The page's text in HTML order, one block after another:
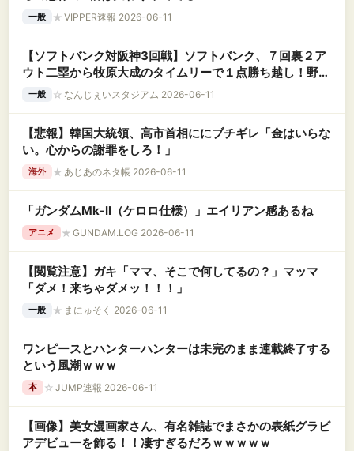
一般 ★ VIPPER速報 2026-06-11
【ソフトバンク対阪神3回戦】ソフトバンク、７回裏２ア
ウト二塁から牧原大成のタイムリーで１点勝ち越し！野村
勇の本塁セーフの判定を巡りリクエストも覆ら
一般 ☆ なんじぇいスタジアム 2026-06-11
【悲報】韓国大統領、高市首相ににブチギレ「金はいらな
い。心からの謝罪をしろ！」
海外 ★ あじあのネタ帳 2026-06-11
「ガンダムMk-II（ケロロ仕様）」エイリアン感あるね
アニメ ★ GUNDAM.LOG 2026-06-11
【閲覧注意】ガキ「ママ、そこで何してるの？」マッマ
「ダメ！来ちゃダメッ！！！」
一般 ★ まにゅそく 2026-06-11
ワンピースとハンターハンターは未完のまま連載終了する
という風潮ｗｗｗ
本 ☆ JUMP速報 2026-06-11
【画像】美女漫画家さん、有名雑誌でまさかの表紙グラビ
アデビューを飾る！！凄すぎるだろｗｗｗｗｗ